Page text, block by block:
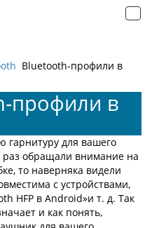
Bluetooth-профили в
профили в
гарнитуру для вашего
обращали внимание на
то наверняка видели
с устройствами,
HFP в Android»и т. д. Так
и как понять,